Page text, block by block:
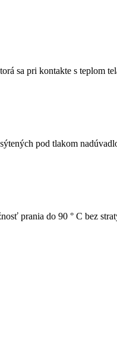
sa pri kontakte s teplom
pod tlakom
prania do 90 ° C bez